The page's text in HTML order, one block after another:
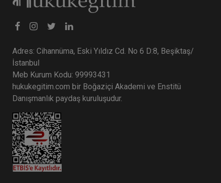
Adres: Cihannüma, Eski Yıldız Cd. No 6 D:8, Beşiktaş/
İstanbul
Meb Kurum Kodu: 99993431
hukukegitim.com bir Boğaziçi Akademi ve Enstitü
Danışmanlık paydaş kuruluşudur.